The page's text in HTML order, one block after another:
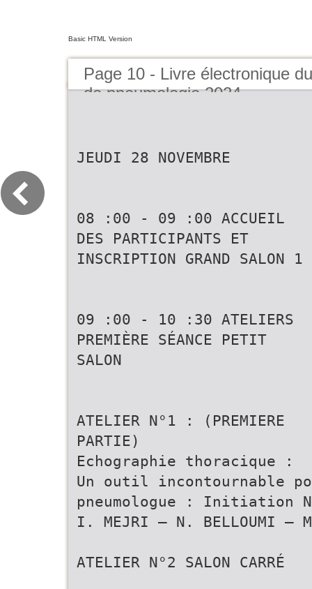
Basic HTML Version
Page 10 - Livre électronique
de pneumologie 2024
JEUDI 28 NOVEMBRE
08 :00 - 09 :00 ACCUEIL
DES PARTICIPANTS ET
INSCRIPTION GRAND SALON 1
09 :00 - 10 :30 ATELIERS
PREMIÈRE SÉANCE PETIT
SALON
ATELIER N°1 : (PREMIERE
PARTIE)
Echographie thoracique :
Un outil incontournable
pneumologue : Initiation
I. MEJRI – N. BELLOUMI –
ATELIER N°2 SALON CARRÉ